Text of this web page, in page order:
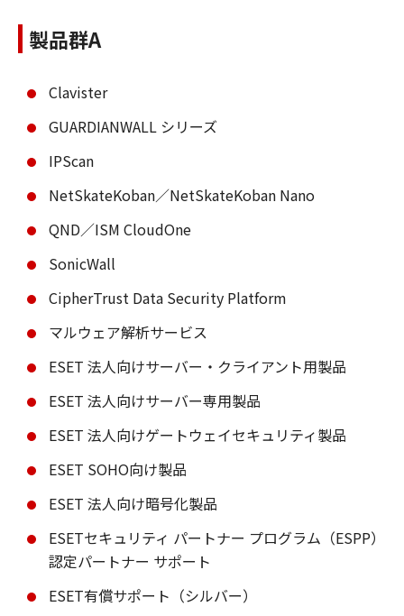
製品群A
Clavister
GUARDIANWALL シリーズ
IPScan
NetSkateKoban／NetSkateKoban Nano
QND／ISM CloudOne
SonicWall
CipherTrust Data Security Platform
マルウェア解析サービス
ESET 法人向けサーバー・クライアント用製品
ESET 法人向けサーバー専用製品
ESET 法人向けゲートウェイセキュリティ製品
ESET SOHO向け製品
ESET 法人向け暗号化製品
ESETセキュリティ パートナー プログラム（ESPP）
認定パートナー サポート
ESET有償サポート（シルバー）